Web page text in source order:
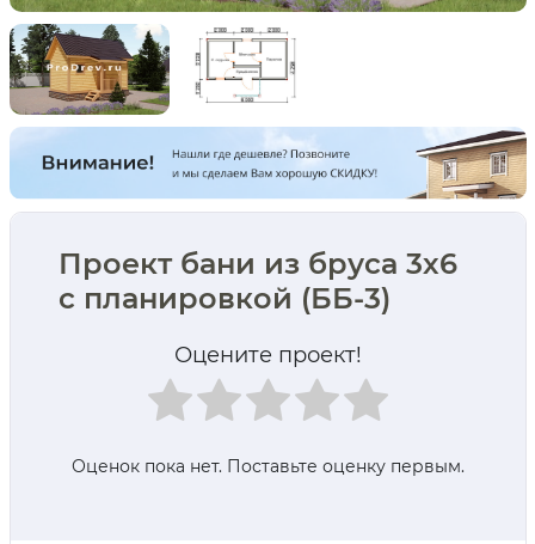
Проект бани из бруса 3х6
с планировкой (ББ-3)
Оцените проект!
Оценок пока нет. Поставьте оценку первым.